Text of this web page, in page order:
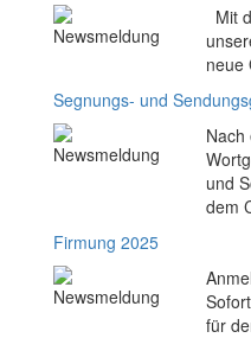
Mit
neue
Segnungs- und
Nach
und
dem
Firmung 2025
für